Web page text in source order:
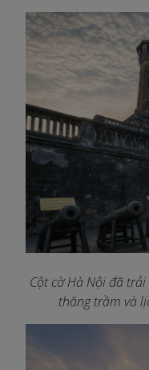
Cột cờ Hà Nội đã
thăng trầm và